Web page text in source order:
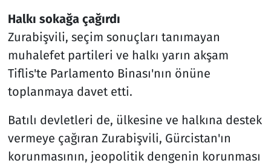
Halkı sokağa çağırdı
Zurabişvili, seçim sonuçları tanımayan
muhalefet partileri ve halkı yarın akşam
Tiflis'te Parlamento Binası'nın önüne
toplanmaya davet etti.
Batılı devletleri de, ülkesine ve halkına destek
vermeye çağıran Zurabişvili, Gürcistan'ın
korunmasının, jeopolitik dengenin korunması